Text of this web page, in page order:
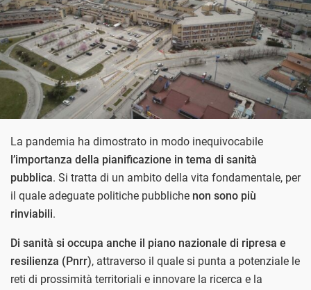
La pandemia ha dimostrato in modo inequivocabile
l’importanza della pianificazione in tema di sanità
pubblica. Si tratta di un ambito della vita fondamentale, per
il quale adeguate politiche pubbliche non sono più
rinviabili.
Di sanità si occupa anche il piano nazionale di ripresa e
resilienza (Pnrr), attraverso il quale si punta a potenziale le
reti di prossimità territoriali e innovare la ricerca e la